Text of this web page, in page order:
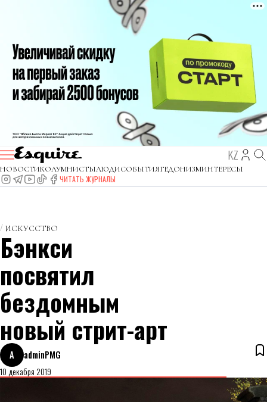
KZ
НОВОСТИКОЛУМНИСТЫЛЮДИСОБЫТИЯГЕДОНИЗМИНТЕРЕСЫ
ЧИТАТЬ ЖУРНАЛЫ
ИСКУССТВО
Бэнкси
посвятил
бездомным
новый стрит-арт
A
adminPMG
10 декабря 2019